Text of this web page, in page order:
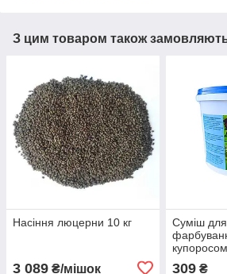
З цим товаром також
Насіння люцерни 10 кг
3 089 ₴/мішок
Суміш для
309₴